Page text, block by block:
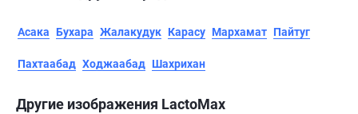
Асака Бухара Жалакудук Карасу Мархамат Пайтуг
Пахтаабад Ходжаабад Шахрихан
Другие изображения LactoMax